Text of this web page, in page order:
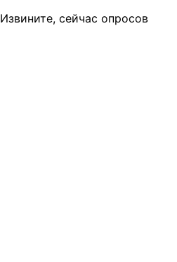
Извините, сейчас опросов